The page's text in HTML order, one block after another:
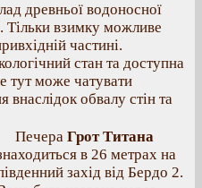
древньої водоносної
Тільки взимку можливе
частині.
стан та доступна
тут може чатувати
внаслідок обвалу стін та
Печера Грот Титана
в 26 метрах на
захід від Бердо 2.